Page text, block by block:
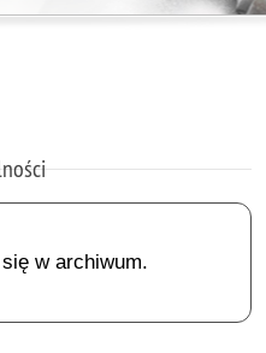
w archiwum.